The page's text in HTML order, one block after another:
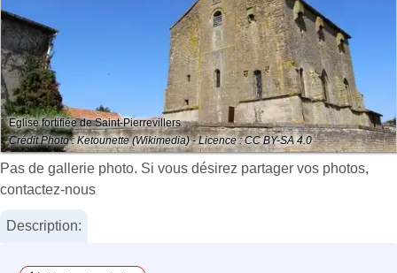
Eglise fortifiée de Saint-Pierrevillers
Crédit Photo : Ketounette (Wikimedia) - Licence : CC BY-SA 4.0
Pas de gallerie photo. Si vous désirez partager vos photos,
contactez-nous
Description: